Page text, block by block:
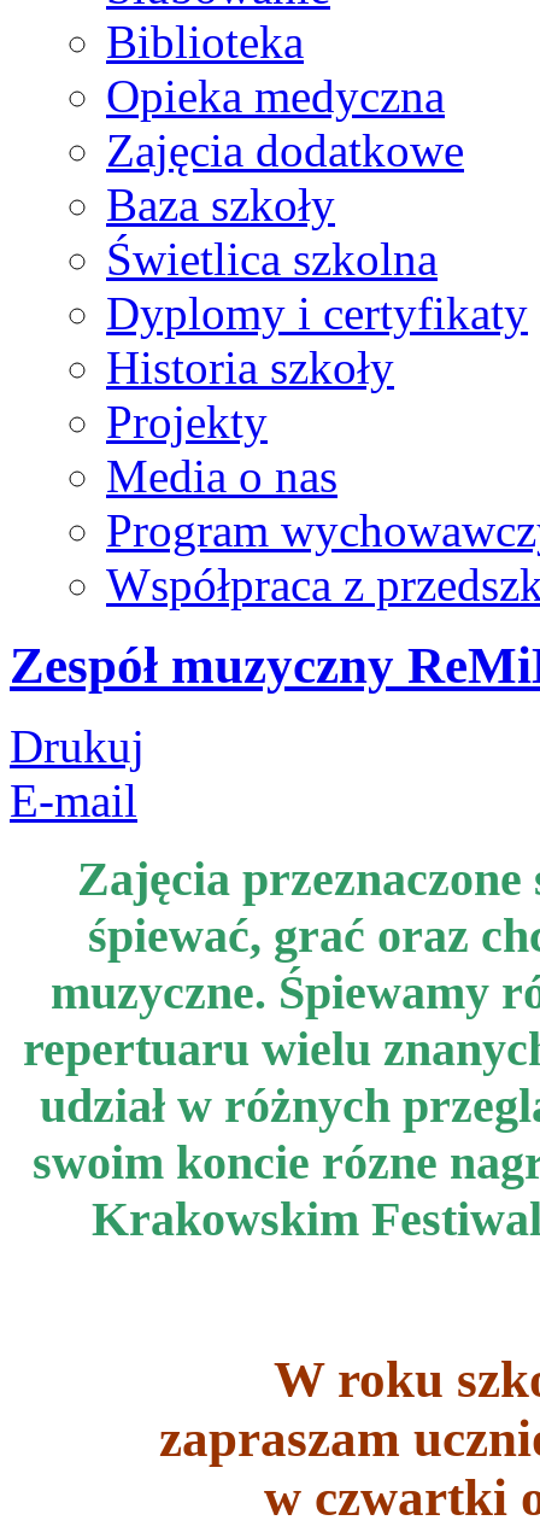
Biblioteka
Opieka medyczna
Zajęcia dodatkowe
Baza szkoły
Świetlica szkolna
Dyplomy i certyfikaty
Historia szkoły
Projekty
Media o nas
Program
Współpraca z
Zespół muzyczny
Drukuj
E-mail
Zajęcia
śpiewać, grać oraz
muzyczne. Śpiewamy
repertuaru wielu
udział w różnych
swoim koncie rózne
Krakowskim
W roku
zapraszam
w czwartki